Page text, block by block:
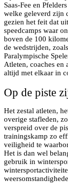
Saas-Fee en
welke geleverd zijn
gezien het feit dat
speedcamps waar
boven de 100
de wedstrijden,
Paralympische
Atleten, coaches en
altijd met elkaar in
Op de piste
Het zestal atleten,
overige stafleden,
verspreid over de
trainingskamp zo
veiligheid te
Het is dan wel
gebruik in